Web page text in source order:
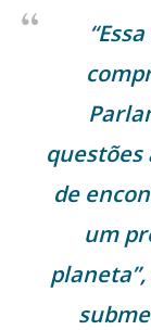
questões
de
um